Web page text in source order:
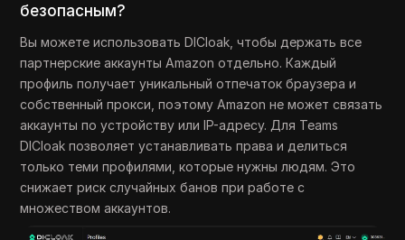
безопасным?
Вы можете использовать DICloak, чтобы держать все
партнерские аккаунты Amazon отдельно. Каждый
профиль получает уникальный отпечаток браузера и
собственный прокси, поэтому Amazon не может связать
аккаунты по устройству или IP-адресу. Для Teams
DICloak позволяет устанавливать права и делиться
только теми профилями, которые нужны людям. Это
снижает риск случайных банов при работе с
множеством аккаунтов.